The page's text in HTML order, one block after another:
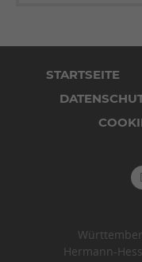
überspringen
STARTSEITE
Hermann-